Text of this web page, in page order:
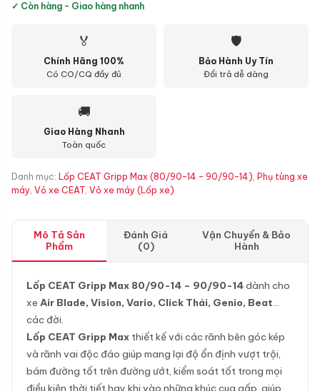
✓ Còn hàng - Giao hàng nhanh
🏅
Chính Hãng 100%
Có CO/CQ đầy đủ
🛡
Bảo Hành Uy Tín
Đổi trả dễ dàng
🚚
Giao Hàng Nhanh
Toàn quốc
Danh mục: Lốp CEAT Gripp Max (80/90-14 - 90/90-14), Phụ tùng xe
máy, Vỏ xe CEAT, Vỏ xe máy (Lốp xe)
Mô Tả Sản
Phẩm
Đánh Giá
(0)
Vận Chuyển & Bảo
Hành
Lốp CEAT Gripp Max 80/90-14 – 90/90-14dành cho
xe Air Blade, Vision, Vario, Click Thái, Genio, Beat…
các đời.
Lốp CEAT Gripp Max thiết kế với các rãnh bên góc kép
và rãnh vai độc đáo giúp mang lại độ ổn định vượt trội,
bám đường tốt trên đường ướt, kiểm soát tốt trong mọi
điều kiện thời tiết hay khi vào những khúc cua gấp, giúp